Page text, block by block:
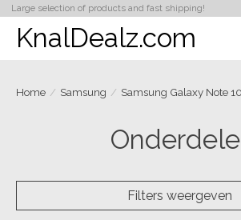
Large selection of products and fast shipping!
KnalDealz.com
Home / Samsung / Samsung Galaxy Note 10
Filters weergeven